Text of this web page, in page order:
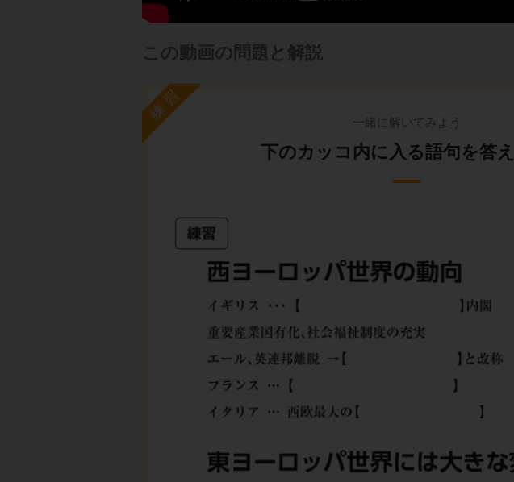
この動画の問題と解説
練習 一緒に解いてみよう
下のカッコ内に入る語句を答